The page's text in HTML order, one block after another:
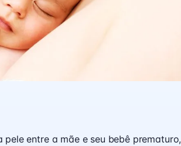
entre a mãe e seu bebê prematuro,